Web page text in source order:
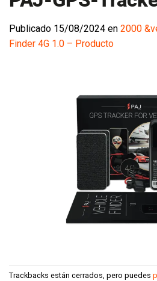
Publicado 15/08/2024 en 2000
Finder 4G 1.0 – Producto
Trackbacks están cerrados, pero puedes